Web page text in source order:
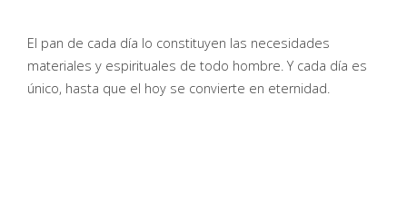
El pan de cada día lo constituyen las necesidades
materiales y espirituales de todo hombre. Y cada día es
único, hasta que el hoy se convierte en eternidad.